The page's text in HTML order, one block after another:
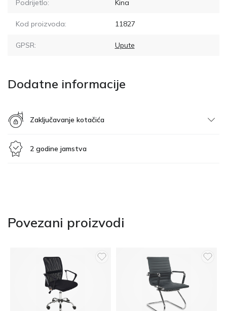
Podrijetlo: Kina
Kod proizvoda: 11827
GPSR: Upute
Dodatne informacije
Zaključavanje kotačića
2 godine jamstva
Povezani proizvodi